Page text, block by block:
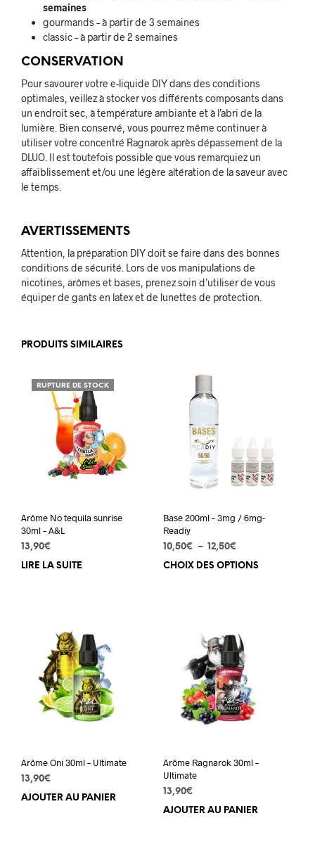
semaines
gourmands – à partir de 3 semaines
classic – à partir de 2 semaines
CONSERVATION
Pour savourer votre e-liquide DIY dans des conditions
optimales, veillez à stocker vos différents composants dans
un endroit sec, à température ambiante et à l’abri de la
lumière. Bien conservé, vous pourrez même continuer à
utiliser votre concentré Ragnarok après dépassement de la
DLUO. Il est toutefois possible que vous remarquiez un
affaiblissement et/ou une légère altération de la saveur avec
le temps.
AVERTISSEMENTS
Attention, la préparation DIY doit se faire dans des bonnes
conditions de sécurité. Lors de vos manipulations de
nicotines, arômes et bases, prenez soin d’utiliser de vous
équiper de gants en latex et de lunettes de protection.
PRODUITS SIMILAIRES
RUPTURE DE STOCK
Arôme No tequila sunrise
30ml – A&L
13,90€
LIRE LA SUITE
Base 200ml – 3mg / 6mg-
Readiy
10,50€ – 12,50€Plage
de
CHOIX DES OPTIONS
Arôme Oni 30ml – Ultimate
13,90€
AJOUTER AU PANIER
Arôme Ragnarok 30ml –
Ultimate
13,90€
AJOUTER AU PANIER